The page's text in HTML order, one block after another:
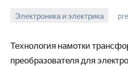
Электроника и электрика
2023
Технология намотки
преобразователя для